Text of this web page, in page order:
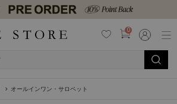
0
オールインワン・サロペット